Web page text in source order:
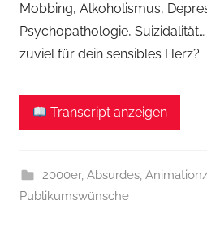
Mobbing, Alkoholismus,
Psychopathologie,
zuviel für dein sensibles Herz?
Transcript anzeigen
2000er, Absurdes,
Publikumswünsche